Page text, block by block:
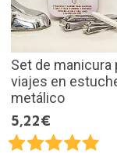
Set de manicura
viajes en
metálico
5,22€